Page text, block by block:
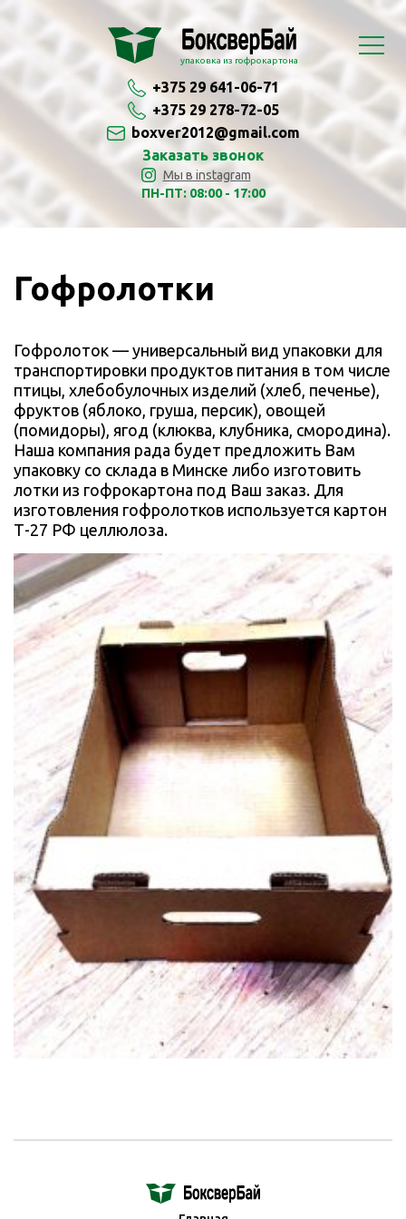
упаковка из гофрокартона
+375 29 641-06-71
+375 29 278-72-05
boxver2012@gmail.com
Заказать звонок
Мы в instagram
ПН-ПТ: 08:00 - 17:00
Гофролотки
Гофролоток — универсальный вид упаковки для
транспортировки продуктов питания в том числе
птицы, хлебобулочных изделий (хлеб, печенье),
фруктов (яблоко, груша, персик), овощей
(помидоры), ягод (клюква, клубника, смородина).
Наша компания рада будет предложить Вам
упаковку со склада в Минске либо изготовить
лотки из гофрокартона под Ваш заказ. Для
изготовления гофролотков используется картон
Т-27 РФ целлюлоза.